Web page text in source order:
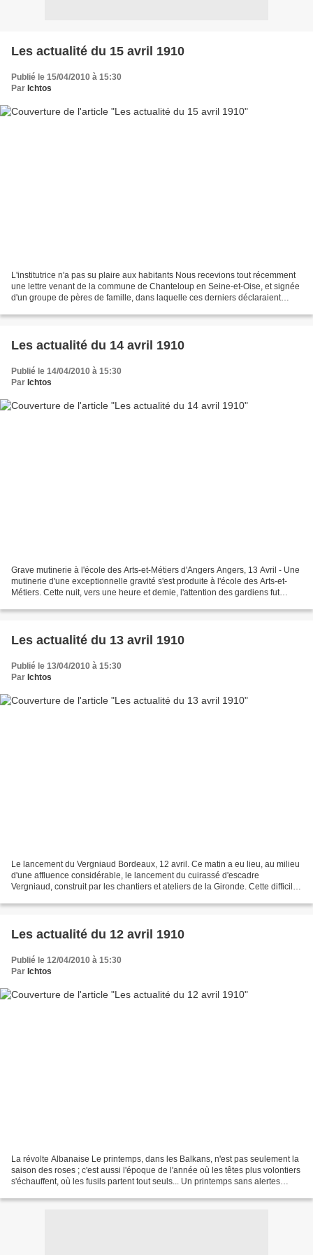
Les actualité du 15 avril 1910
Publié le 15/04/2010 à 15:30
Par Ichtos
L'institutrice n'a pas su plaire aux habitants Nous recevions tout récemment
une lettre venant de la commune de Chanteloup en Seine-et-Oise, et signée
d'un groupe de pères de famille, dans laquelle ces derniers déclaraient
Les actualité du 14 avril 1910
Publié le 14/04/2010 à 15:30
Par Ichtos
Grave mutinerie à l'école des Arts-et-Métiers d'Angers Angers, 13 Avril - Une
mutinerie d'une exceptionnelle gravité s'est produite à l'école des Arts-et-
Métiers. Cette nuit, vers une heure et demie, l'attention des gardiens fut
Les actualité du 13 avril 1910
Publié le 13/04/2010 à 15:30
Par Ichtos
Le lancement du Vergniaud Bordeaux, 12 avril. Ce matin a eu lieu, au milieu
d'une affluence considérable, le lancement du cuirassé d'escadre
Vergniaud, construit par les chantiers et ateliers de la Gironde. Cette difficile
Les actualité du 12 avril 1910
Publié le 12/04/2010 à 15:30
Par Ichtos
La révolte Albanaise Le printemps, dans les Balkans, n'est pas seulement la
saison des roses ; c'est aussi l'époque de l'année où les têtes plus volontiers
s'échauffent, où les fusils partent tout seuls... Un printemps sans alertes